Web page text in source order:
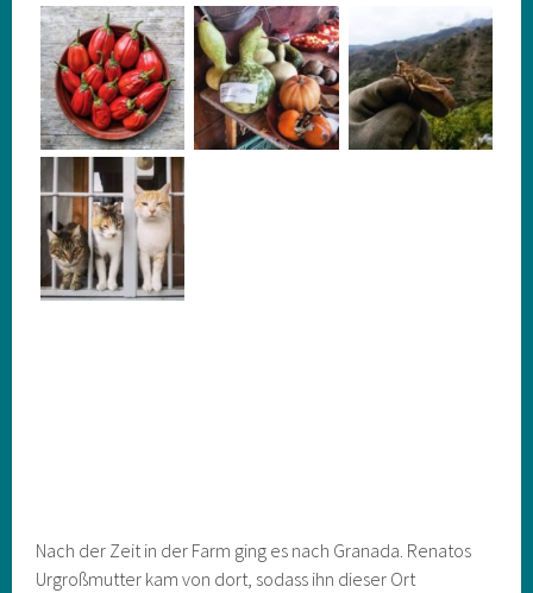
Nach der Zeit in der Farm ging es nach Granada. Renatos
Urgroßmutter kam von dort, sodass ihn dieser Ort